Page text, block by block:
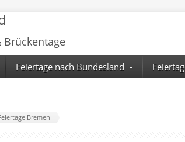
Brückentage
Feiertage nach Bundesland
Bremen